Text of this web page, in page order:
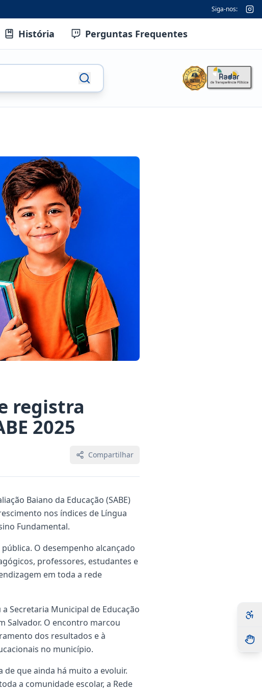
Siga-nos:
História Perguntas Frequentes
registra
2025
Compartilhar
Baiano da Educação (SABE)
nos índices de Língua
Fundamental.
O desempenho alcançado
professores, estudantes e
em toda a rede
Secretaria Municipal de Educação
Salvador. O encontro marcou
dos resultados e à
no município.
de que ainda há muito a evoluir.
a comunidade escolar, a Rede